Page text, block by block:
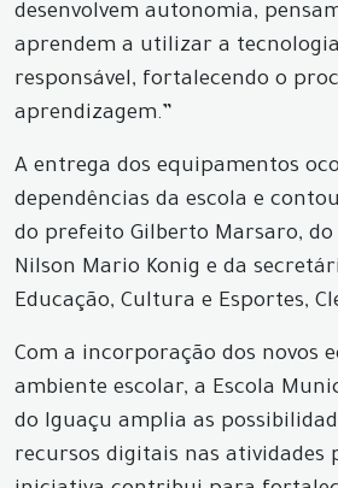
desenvolvem autonomia,
aprendem a utilizar a
responsável, fortalecendo o
aprendizagem.”
A entrega dos equipamentos
dependências da escola e
do prefeito Gilberto Marsaro,
Nilson Mario Konig e da
Educação, Cultura e Esportes,
Com a incorporação dos novos
ambiente escolar, a Escola
do Iguaçu amplia as
recursos digitais nas atividades